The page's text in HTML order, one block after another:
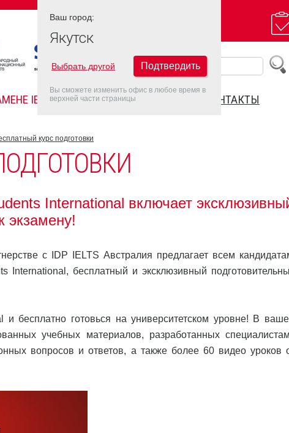
IELTS FAQ ДАТЫ IELTS 2022 КОНТАКТЫ
курс подготовки
International включает
экзамену!
с IDP IELTS Австралия предлагает всем
International, бесплатный и эксклюзивный
и бесплатно готовься на университетском уровне! В
учебных материалов, разработанных
вопросов и ответов, а также более 60 видео уроков
Ваш город:
Якутск
Выбрать другой Подтвердить
Вы сможете изменить офис в любое время в
верхней части страницы